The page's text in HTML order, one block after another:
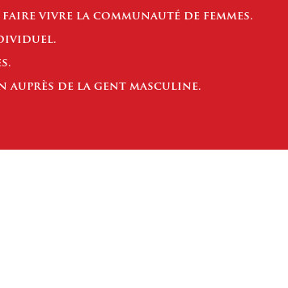
vivre la communauté de femmes.
de la gent masculine.